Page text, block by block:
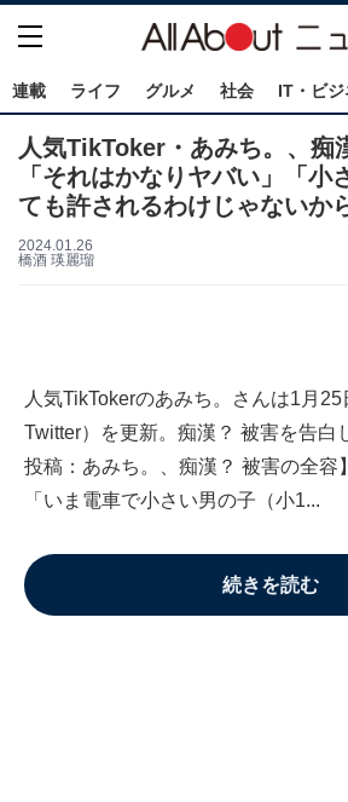
連載 ライフ グルメ 社会 IT・ビジ
人気TikToker・あみち。、痴
「それはかなりヤバい」「小
ても許されるわけじゃないか
2024.01.26
橋酒 瑛麗瑠
人気TikTokerのあみち。さんは1月
Twitter）を更新。痴漢？ 被害を告白
投稿：あみち。、痴漢？ 被害の全容
「いま電車で小さい男の子（小1...
続きを読む